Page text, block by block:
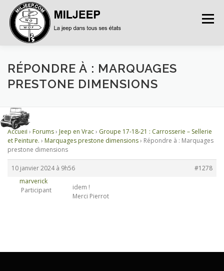
Menu
ACCUEIL ARTICLES PETITES ANNONCES
DOCUMENTATIONS FORUMS S’INSCRIRE
CONNEXION
RÉPONDRE À : MARQUAGES
PRESTONE DIMENSIONS
Accueil › Forums› Jeep en Vrac› Groupe 17-18-21 : Carrosserie – Sellerie
et Peinture. › Marquages prestone dimensions› Répondre à : Marquages
prestone dimensions
10 janvier 2024 à 9h56
#1278
marverick
Participant
idem !
Merci Pierrot